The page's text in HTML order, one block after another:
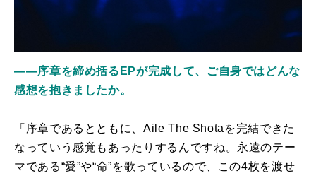
――序章を締め括るEPが完成して、ご自身ではどんな
感想を抱きましたか。
「序章であるとともに、Aile The Shotaを完結できた
なっていう感覚もあったりするんですね。永遠のテー
マである“愛”や“命”を歌っているので、この4枚を渡せ